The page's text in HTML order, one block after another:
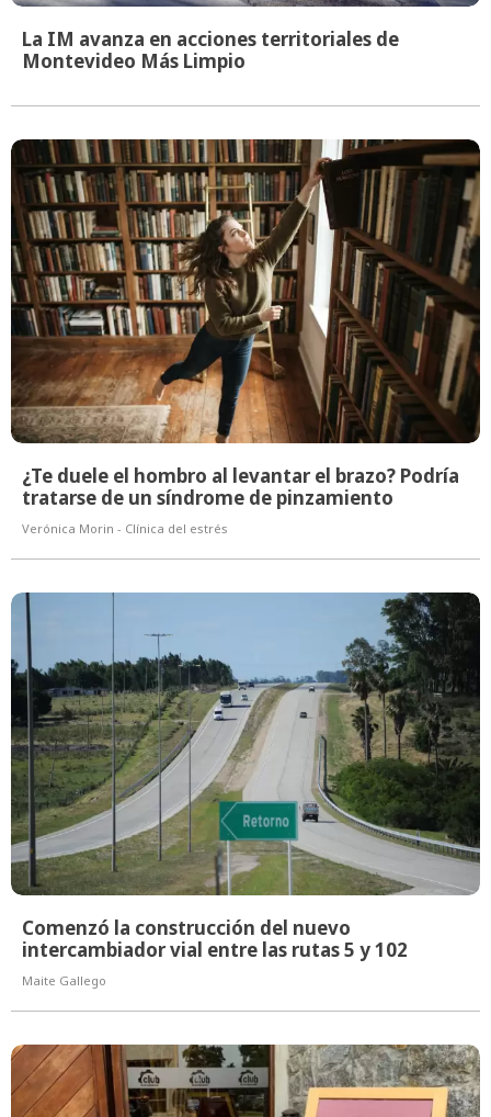
La IM avanza en acciones territoriales de
Montevideo Más Limpio
¿Te duele el hombro al levantar el brazo? Podría
tratarse de un síndrome de pinzamiento
Verónica Morin - Clínica del estrés
Comenzó la construcción del nuevo
intercambiador vial entre las rutas 5 y 102
Maite Gallego